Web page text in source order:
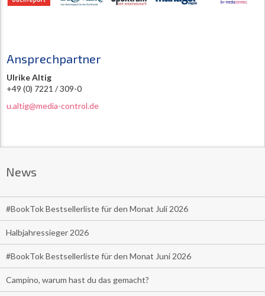
Ansprechpartner
Ulrike Altig
+49 (0) 7221 / 309-0
u.altig@media-control.de
News
#BookTok Bestsellerliste für den Monat Juli 2026
Halbjahressieger 2026
#BookTok Bestsellerliste für den Monat Juni 2026
Campino, warum hast du das gemacht?